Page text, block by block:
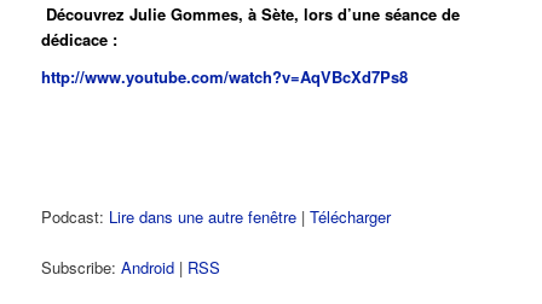
Découvrez Julie Gommes, à Sète, lors d’une séance de
dédicace :
http://www.youtube.com/watch?v=AqVBcXd7Ps8
Podcast: Lire dans une autre fenêtre |Télécharger
Subscribe:Android | RSS